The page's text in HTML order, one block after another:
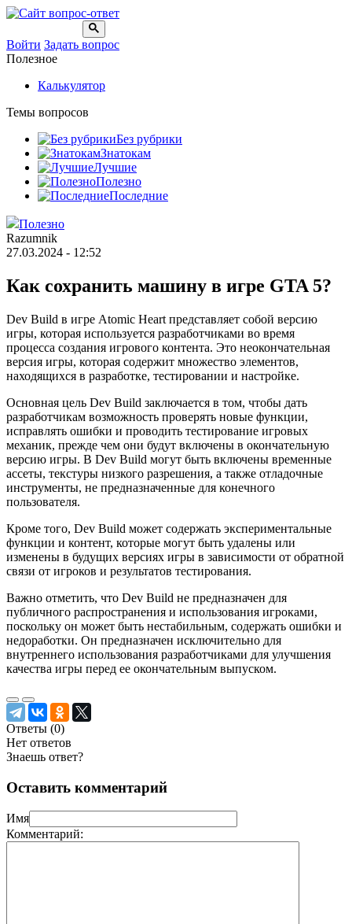
Войти Задать вопрос
Полезное
Калькулятор
Темы вопросов
Без рубрики
Знатокам
Лучшие
Полезно
Последние
Полезно
Razumnik
27.03.2024 - 12:52
Как сохранить машину в игре GTA 5?
Dev Build в игре Atomic Heart представляет собой версию
игры, которая используется разработчиками во время
процесса создания игрового контента. Это неокончательная
версия игры, которая содержит множество элементов,
находящихся в разработке, тестировании и настройке.
Основная цель Dev Build заключается в том, чтобы дать
разработчикам возможность проверять новые функции,
исправлять ошибки и проводить тестирование игровых
механик, прежде чем они будут включены в окончательную
версию игры. В Dev Build могут быть включены временные
ассеты, текстуры низкого разрешения, а также отладочные
инструменты, не предназначенные для конечного
пользователя.
Кроме того, Dev Build может содержать экспериментальные
функции и контент, которые могут быть удалены или
изменены в будущих версиях игры в зависимости от обратной
связи от игроков и результатов тестирования.
Важно отметить, что Dev Build не предназначен для
публичного распространения и использования игроками,
поскольку он может быть нестабильным, содержать ошибки и
недоработки. Он предназначен исключительно для
внутреннего использования разработчиками для улучшения
качества игры перед ее окончательным выпуском.
Ответы (0)
Нет ответов
Знаешь ответ?
Оставить комментарий
Имя
Комментарий: